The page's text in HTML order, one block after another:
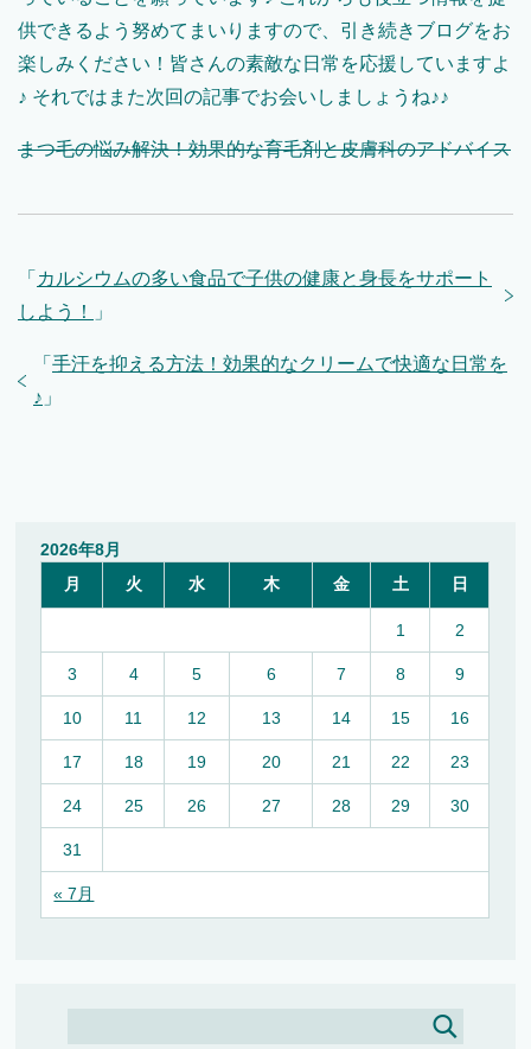
供できるよう努めてまいりますので、引き続きブログをお
楽しみください！皆さんの素敵な日常を応援していますよ
♪ それではまた次回の記事でお会いしましょうね♪♪
まつ毛の悩み解決！効果的な育毛剤と皮膚科のアドバイス
「 カルシウムの多い食品で子供の健康と身長をサポート
しよう！
」
「 手汗を抑える方法！効果的なクリームで快適な日常を
♪ 」
2026年8月
月
火 水 木 金 土 日
« 7月
1 2
3 4 5 6 7 8 9
10 11 12 13 14 15 16
17 18 19 20 21 22 23
24 25 26 27 28 29 30
31